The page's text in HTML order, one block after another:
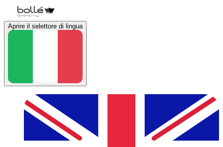
Aprire il selettore di lingua